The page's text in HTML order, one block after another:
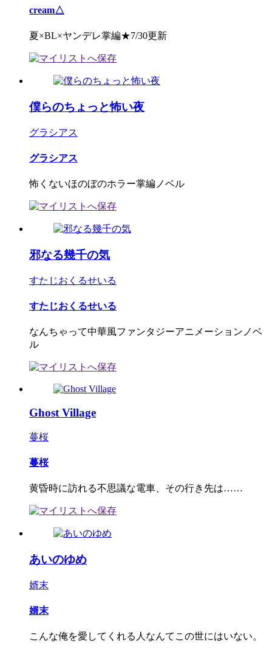
cream△
夏×BL×ヤンデレ掌編★7/30更新
僕らのちょっと怖い夜
グラシアス
グラシアス
怖くないほのぼのホラー掌編ノベル
邪なる幾千の気
すたじおくるせいる
すたじおくるせいる
なんちゃって中華風ファンタジーアニメーションノベ
ル
Ghost Village
蔓桜
蔓桜
黄昏時に訪れる不思議な電車、その行き先は……
あいのゆめ
婿末
婿末
こんな俺を愛してくれる人なんてこの世にはいない。